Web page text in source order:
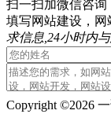
扫一扫加微信咨询
填写网站建设，
求信息,24小时内与
Copyright ©2026